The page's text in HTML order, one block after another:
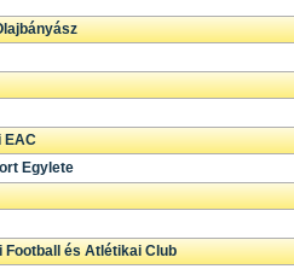
EAC
Egylete
Football és Atlétikai Club